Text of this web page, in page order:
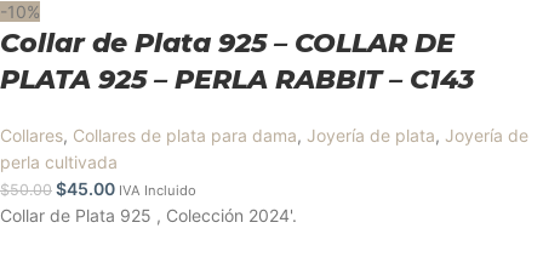
-10%
Collar de Plata 925 – COLLAR DE
PLATA 925 – PERLA RABBIT – C143
Collares, Collares de plata para dama, Joyería de plata, Joyería de
perla cultivada
$50.00 $45.00 IVA Incluido
Collar de Plata 925 , Colección 2024'.